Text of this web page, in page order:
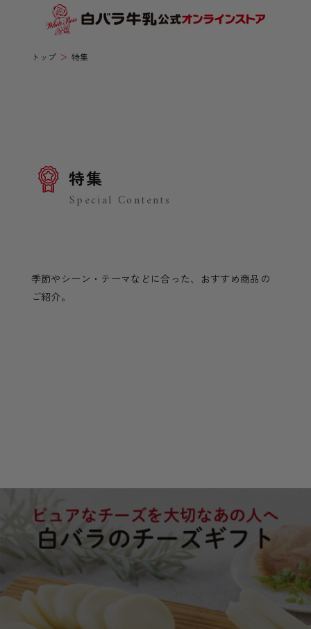
トップ 特集
特集
Special Contents
季節やシーン・テーマなどに合った、おすすめ商品の
ご紹介。